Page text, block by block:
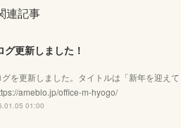
連記事
グ更新しました！
グを更新しました。タイトルは「新年を迎え
ameblo.jp/office-m-hyogo/
01:00